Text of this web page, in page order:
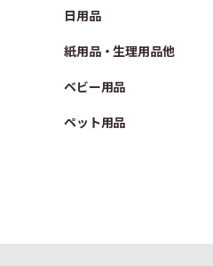
日用品
紙用品・生理用品他
ベビー用品
ペット用品